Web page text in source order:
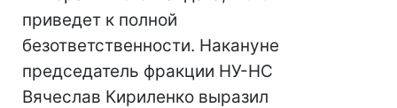
приведет к полной
безответственности. Накануне
председатель фракции НУ-НС
Вячеслав Кириленко выразил